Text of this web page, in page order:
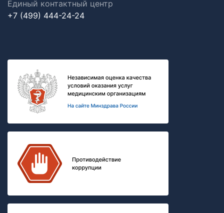
Единый контактный центр
+7 (499) 444-24-24